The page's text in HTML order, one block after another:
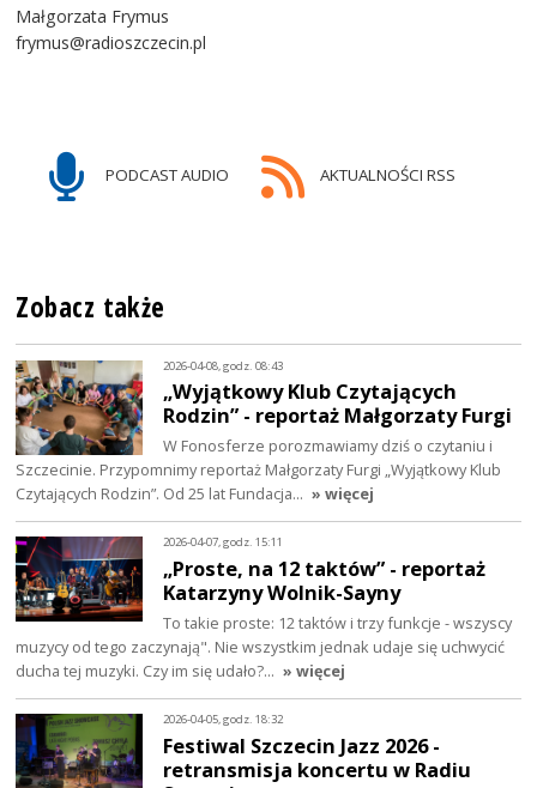
Małgorzata Frymus
frymus@radioszczecin.pl
PODCAST AUDIO AKTUALNOŚCI RSS
Zobacz także
2026-04-08, godz. 08:43
„Wyjątkowy Klub Czytających
Rodzin” - reportaż Małgorzaty Furgi
W Fonosferze porozmawiamy dziś o czytaniu i
Szczecinie. Przypomnimy reportaż Małgorzaty Furgi „Wyjątkowy Klub
Czytających Rodzin”. Od 25 lat Fundacja… » więcej
2026-04-07, godz. 15:11
„Proste, na 12 taktów” - reportaż
Katarzyny Wolnik-Sayny
To takie proste: 12 taktów i trzy funkcje - wszyscy
muzycy od tego zaczynają". Nie wszystkim jednak udaje się uchwycić
ducha tej muzyki. Czy im się udało?… » więcej
2026-04-05, godz. 18:32
Festiwal Szczecin Jazz 2026 -
retransmisja koncertu w Radiu